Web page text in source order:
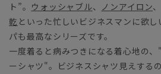
ト”。 ウォッシャブル、 ノンアイロン、
乾 といった忙しいビジネスマンに欲
パも最高なシリーズです。
一度着ると病みつきになる着心地の
ーシャツ"。ビジネスシャツ見えする